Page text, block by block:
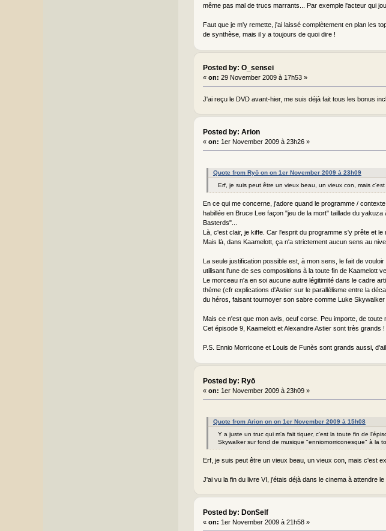
même pas mal de trucs marrants... Par exemple l'acteur qui
Faut que je m'y remette, j'ai laissé complètement en plan les
de synthèse, mais il y a toujours de quoi dire !
Posted by: O_sensei
« on: 29 November 2009 à 17h53 »
J'ai reçu le DVD avant-hier, me suis déjà fait tous les bonus
Posted by: Arion
« on: 1er November 2009 à 23h26 »
Quote from Ryō on on 1er November 2009 à 23h09
Erf, je suis peut être un vieux beau, un vieux con, mais
En ce qui me concerne, j'adore quand le programme /
habillée en Bruce Lee façon "jeu de la mort" taillade du
Basterds"...
Là, c'est clair, je kiffe. Car l'esprit du programme s'y prête et
Mais là, dans Kaamelott, ça n'a strictement aucun sens au
La seule justification possible est, à mon sens, le fait de
utilisant l'une de ses compositions à la toute fin de Kaamelott
Le morceau n'a en soi aucune autre légitimité dans le cadre
thème (cfr explications d'Astier sur le parallélisme entre la
du héros, faisant tournoyer son sabre comme Luke
Mais ce n'est que mon avis, oeuf corse. Peu importe, de toute
Cet épisode 9, Kaamelott et Alexandre Astier sont très grands
P.S. Ennio Morricone et Louis de Funès sont grands aussi,
Posted by: Ryō
« on: 1er November 2009 à 23h09 »
Quote from Arion on on 1er November 2009 à 15h08
Y a juste un truc qui m'a fait tiquer, c'est la toute fin de
Skywalker sur fond de musique "enniomorriconesque" à la
Erf, je suis peut être un vieux beau, un vieux con, mais c'est
J'ai vu la fin du livre VI, j'étais déjà dans le cinema à attendre le
Posted by: DonSelf
« on: 1er November 2009 à 21h58 »